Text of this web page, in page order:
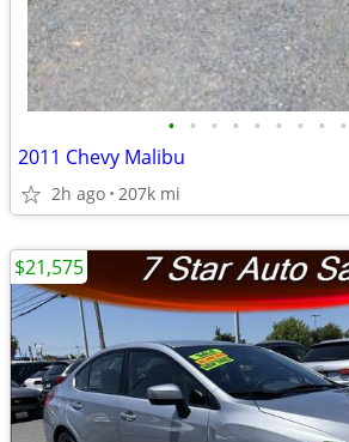
• • • • • • • • •
2011 Chevy Malibu
2h ago 207k mi
$21,575